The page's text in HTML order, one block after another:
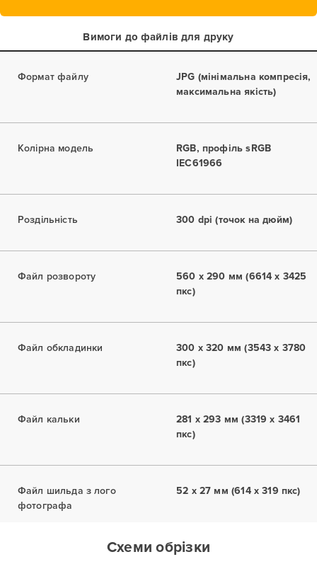
Вимоги до файлів для друку
Формат файлу
JPG (мінімальна компресія,
максимальна якість)
Колірна модель
RGB, профіль sRGB
IEC61966
Роздільність 300 dpi (точок на дюйм)
Файл розвороту
560 x 290 мм (6614 x 3425
пкс)
Файл обкладинки
300 x 320 мм (3543 x 3780
пкс)
Файл кальки
281 x 293 мм (3319 x 3461
пкс)
Файл шильда з лого
фотографа
52 x 27 мм (614 x 319 пкс)
Схеми обрізки